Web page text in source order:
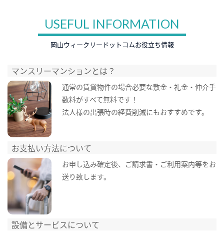
USEFUL INFORMATION
岡山ウィークリードットコムお役立ち情報
マンスリーマンションとは？
通常の賃貸物件の場合必要な敷金・礼金・仲介手
数料がすべて無料です！
法人様の出張時の経費削減にもおすすめです。
お支払い方法について
お申し込み確定後、ご請求書・ご利用案内等をお
送り致します。
設備とサービスについて